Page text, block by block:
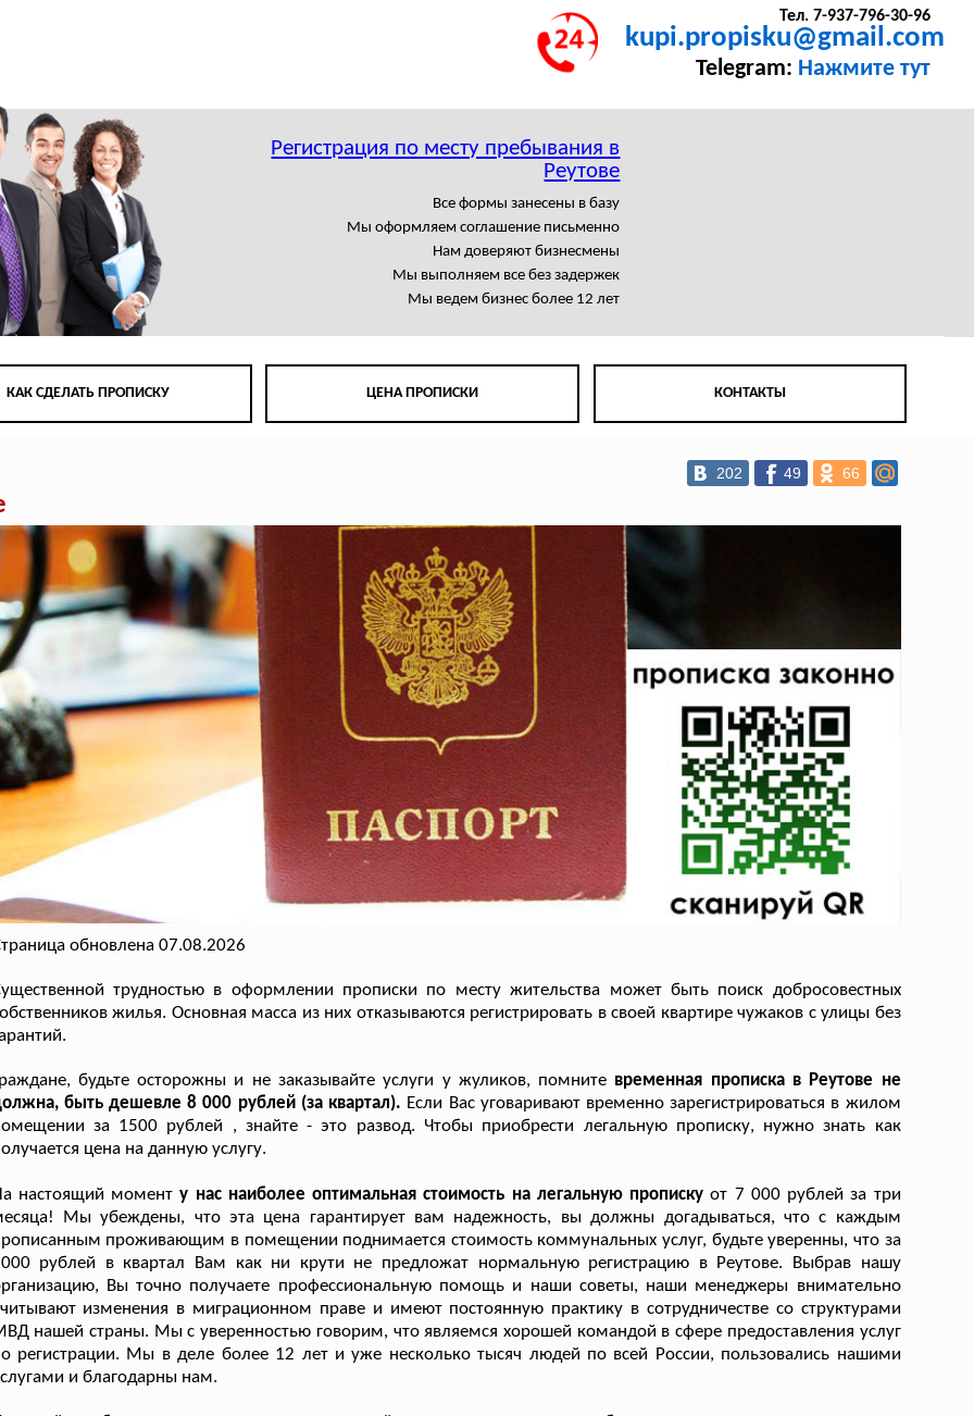
Тел. 7-937-796-30-96
kupi.propisku@gmail.com
Telegram: Нажмите тут
Регистрация по месту пребывания в
Реутове
Все формы занесены в базу
Мы оформляем соглашение письменно
Нам доверяют бизнесмены
Мы выполняем все без задержек
Мы ведем бизнес более 12 лет
КАК СДЕЛАТЬ ПРОПИСКУ ЦЕНА ПРОПИСКИ КОНТАКТЫ
202 49 66
обновлена 07.08.2026
трудностью в оформлении прописки по месту жительства может быть поиск добросовестных
жилья. Основная масса из них отказываются регистрировать в своей квартире чужаков с улицы без
будьте осторожны и не заказывайте услуги у жуликов, помните временная прописка в Реутове не
быть дешевле 8 000 рублей (за квартал). Если Вас уговаривают временно зарегистрироваться в жилом
за 1500 рублей , знайте - это развод. Чтобы приобрести легальную прописку, нужно знать как
цена на данную услугу.
настоящий момент у нас наиболее оптимальная стоимость на легальную пропискуот 7 000 рублей за три
Мы убеждены, что эта цена гарантирует вам надежность, вы должны догадываться, что с каждым
проживающим в помещении поднимается стоимость коммунальных услуг, будьте уверенны, что за
рублей в квартал Вам как ни крути не предложат нормальную регистрацию в Реутове. Выбрав нашу
Вы точно получаете профессиональную помощь и наши советы, наши менеджеры внимательно
изменения в миграционном праве и имеют постоянную практику в сотрудничестве со структурами
нашей страны. Мы с уверенностью говорим, что являемся хорошей командой в сфере предоставления услуг
регистрации. Мы в деле более 12 лет и уже несколько тысяч людей по всей России, пользовались нашими
и благодарны нам.